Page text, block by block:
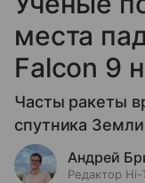
места
Falcon 9
Часты ракеты
спутника Земли
Андрей
Редактор Hi-